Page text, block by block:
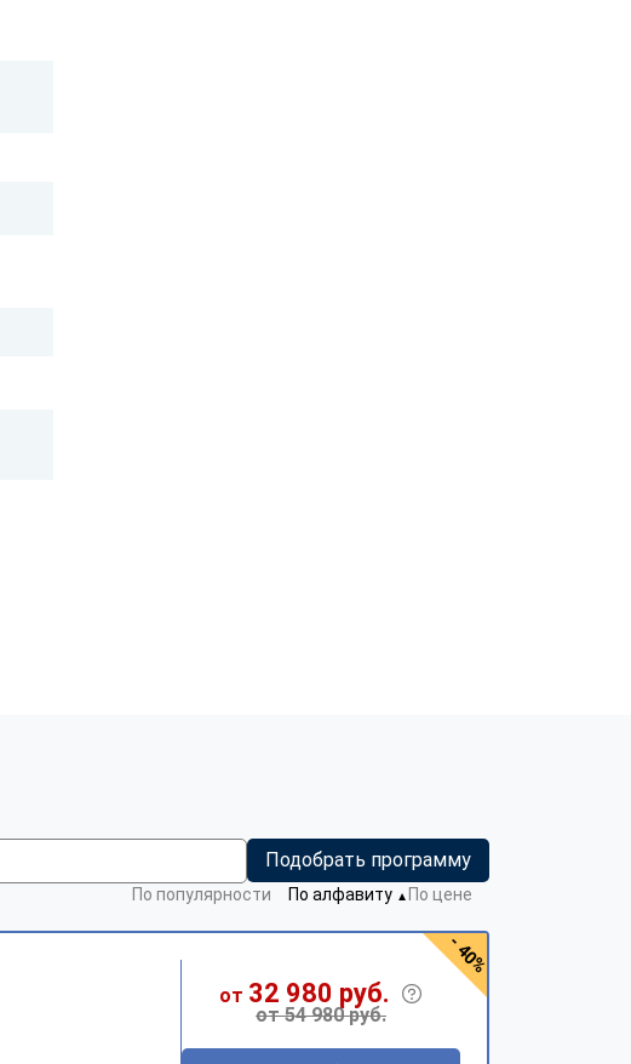
Подобрать программу
По популярности По алфавиту ▼ По цене
от 32 980 руб.
от 54 980 руб.
- 40%